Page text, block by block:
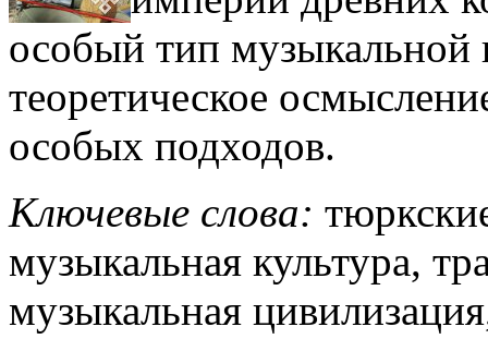
особый тип
теоретическое
особых подходов.
Ключевые слова:
музыкальная культура,
музыкальная